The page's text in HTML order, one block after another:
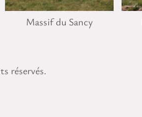
Massif du Sancy
réservés.